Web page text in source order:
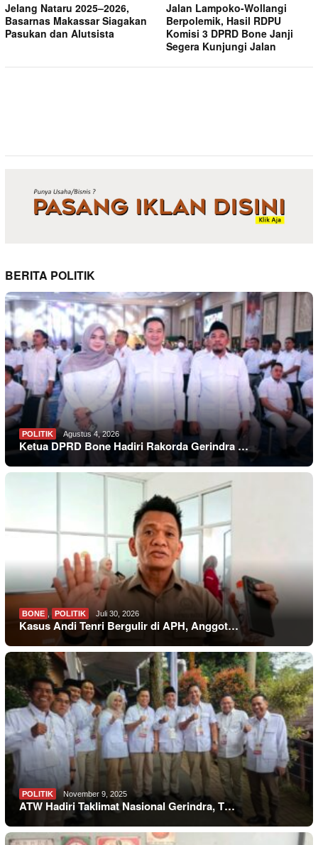
Jelang Nataru 2025–2026,
Basarnas Makassar Siagakan
Pasukan dan Alutsista
Jalan Lampoko-Wollangi
Berpolemik, Hasil RDPU
Komisi 3 DPRD Bone Janji
Segera Kunjungi Jalan
BERITA POLITIK
POLITIK Agustus 4, 2026
Ketua DPRD Bone Hadiri Rakorda Gerindra …
BONE , POLITIK Juli 30, 2026
Kasus Andi Tenri Bergulir di APH, Anggot…
POLITIK November 9, 2025
ATW Hadiri Taklimat Nasional Gerindra, T…